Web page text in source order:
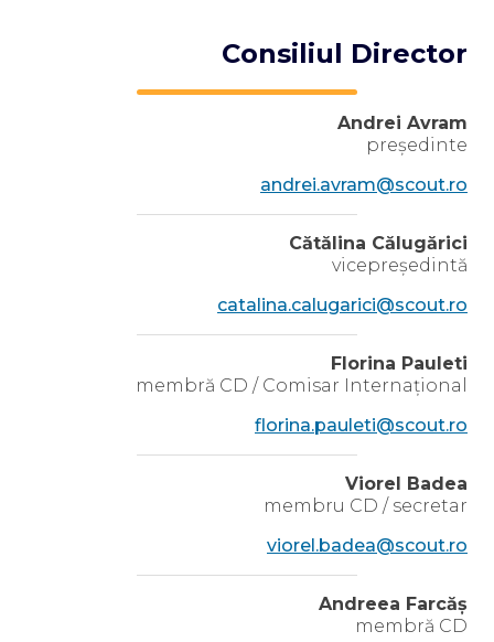
Consiliul Director
Andrei Avram
președinte
andrei.avram@scout.ro
Cătălina Călugărici
vicepreședintă
catalina.calugarici@scout.ro
Florina Pauleti
membră CD / Comisar Internațional
florina.pauleti@scout.ro
Viorel Badea
membru CD / secretar
viorel.badea@scout.ro
Andreea Farcăș
membră CD